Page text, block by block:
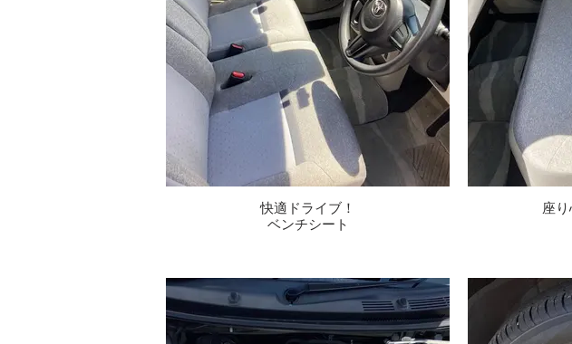
快適ドライブ！
ベンチシート
座